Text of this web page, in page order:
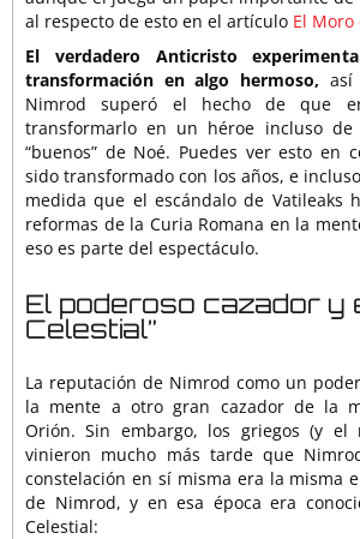
al respecto de esto en el artículo El Moro
El verdadero Anticristo
transformación en algo hermoso,
Nimrod superó el hecho de que
transformarlo en un héroe incluso de
“buenos” de Noé. Puedes ver esto en
sido transformado con los años, e
medida que el escándalo de Vatileaks
reformas de la Curia Romana en la
eso es parte del espectáculo.
El poderoso cazador y
Celestial”
La reputación de Nimrod como un
la mente a otro gran cazador de la
Orión. Sin embargo, los griegos (y el
vinieron mucho más tarde que
constelación en sí misma era la misma
de Nimrod, y en esa época era
Celestial: